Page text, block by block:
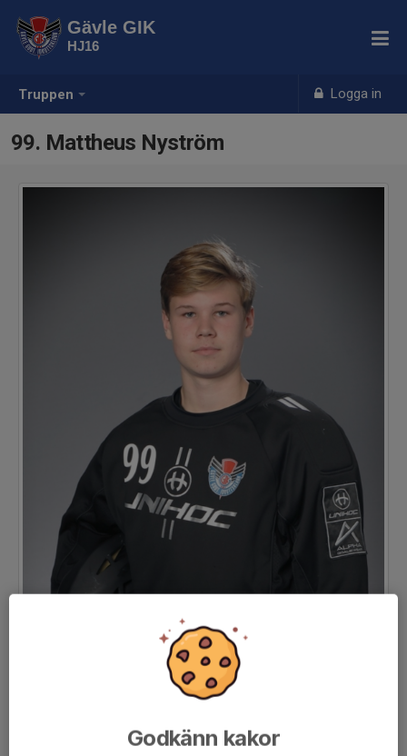
Truppen Logga in
Gävle GIK
HJ16
99. Mattheus Nyström
Godkänn kakor